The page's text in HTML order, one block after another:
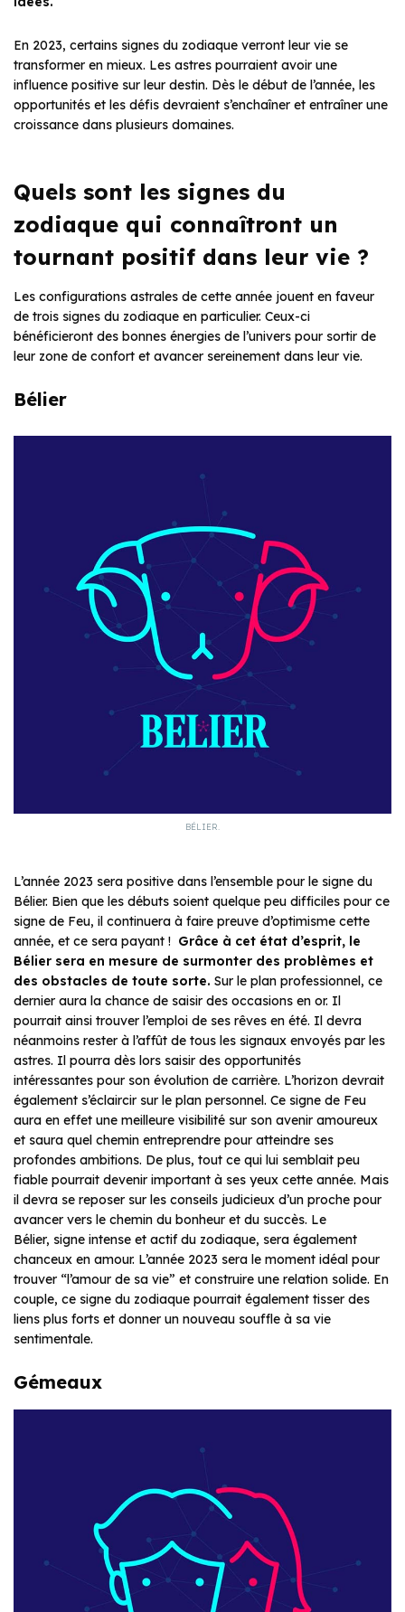
En 2023, certains signes du zodiaque verront leur vie se
transformer en mieux. Les astres pourraient avoir une
influence positive sur leur destin. Dès le début de l’année, les
opportunités et les défis devraient s’enchaîner et entraîner une
croissance dans plusieurs domaines.
Quels sont les signes du
zodiaque qui connaîtront un
tournant positif dans leur vie ?
Les configurations astrales de cette année jouent en faveur
de trois signes du zodiaque en particulier. Ceux-ci
bénéficieront des bonnes énergies de l’univers pour sortir de
leur zone de confort et avancer sereinement dans leur vie.
Bélier
BÉLIER.
L’année 2023 sera positive dans l’ensemble pour le signe du
Bélier. Bien que les débuts soient quelque peu difficiles pour ce
signe de Feu, il continuera à faire preuve d’optimisme cette
année, et ce sera payant ! Grâce à cet état d’esprit, le
Bélier sera en mesure de surmonter des problèmes et
des obstacles de toute sorte. Sur le plan professionnel, ce
dernier aura la chance de saisir des occasions en or. Il
pourrait ainsi trouver l’emploi de ses rêves en été. Il devra
néanmoins rester à l’affût de tous les signaux envoyés par les
astres. Il pourra dès lors saisir des opportunités
intéressantes pour son évolution de carrière. L’horizon devrait
également s’éclaircir sur le plan personnel. Ce signe de Feu
aura en effet une meilleure visibilité sur son avenir amoureux
et saura quel chemin entreprendre pour atteindre ses
profondes ambitions. De plus, tout ce qui lui semblait peu
fiable pourrait devenir important à ses yeux cette année. Mais
il devra se reposer sur les conseils judicieux d’un proche pour
avancer vers le chemin du bonheur et du succès. Le
Bélier, signe intense et actif du zodiaque, sera également
chanceux en amour. L’année 2023 sera le moment idéal pour
trouver “l’amour de sa vie” et construire une relation solide. En
couple, ce signe du zodiaque pourrait également tisser des
liens plus forts et donner un nouveau souffle à sa vie
sentimentale.
Gémeaux